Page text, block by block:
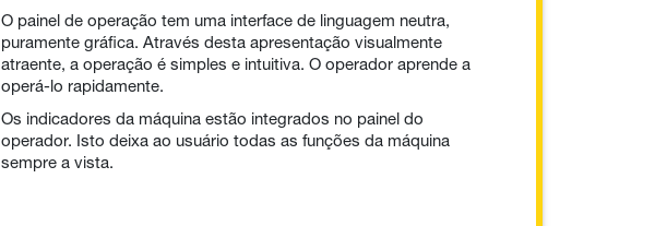
O painel de operação tem uma interface de linguagem neutra,
puramente gráfica. Através desta apresentação visualmente
atraente, a operação é simples e intuitiva. O operador aprende a
operá-lo rapidamente.
Os indicadores da máquina estão integrados no painel do
operador. Isto deixa ao usuário todas as funções da máquina
sempre a vista.